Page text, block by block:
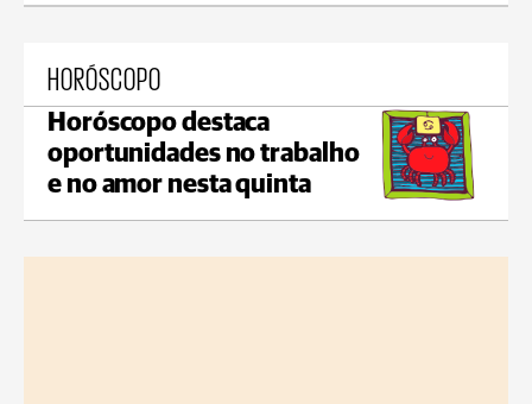
HORÓSCOPO
Horóscopo destaca
oportunidades no trabalho
e no amor nesta quinta